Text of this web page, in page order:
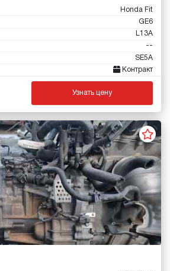
Honda Fit
GE6
L13A
--
SE5A
Контракт
Узнать цену